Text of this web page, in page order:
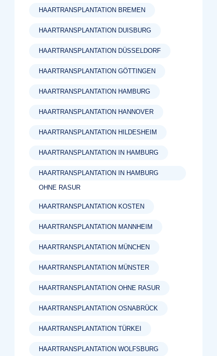
HAARTRANSPLANTATION BREMEN
HAARTRANSPLANTATION DUISBURG
HAARTRANSPLANTATION DÜSSELDORF
HAARTRANSPLANTATION GÖTTINGEN
HAARTRANSPLANTATION HAMBURG
HAARTRANSPLANTATION HANNOVER
HAARTRANSPLANTATION HILDESHEIM
HAARTRANSPLANTATION IN HAMBURG
HAARTRANSPLANTATION IN HAMBURG
OHNE RASUR
HAARTRANSPLANTATION KOSTEN
HAARTRANSPLANTATION MANNHEIM
HAARTRANSPLANTATION MÜNCHEN
HAARTRANSPLANTATION MÜNSTER
HAARTRANSPLANTATION OHNE RASUR
HAARTRANSPLANTATION OSNABRÜCK
HAARTRANSPLANTATION TÜRKEI
HAARTRANSPLANTATION WOLFSBURG